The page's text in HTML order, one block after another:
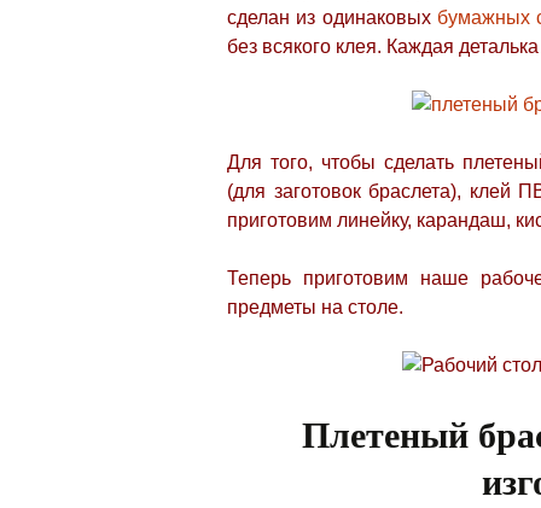
сделан из одинаковых бумажных
без всякого клея. Каждая
Для того, чтобы сделать
(для заготовок браслета), клей
приготовим линейку, карандаш,
Теперь приготовим наше
предметы на столе.
Плетеный